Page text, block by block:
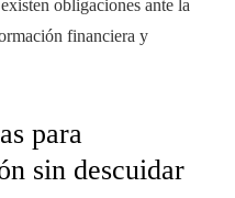
obligaciones ante la
financiera y
para
sin descuidar